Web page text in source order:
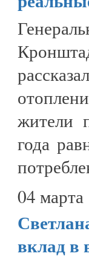
жители
года
04
вклад в